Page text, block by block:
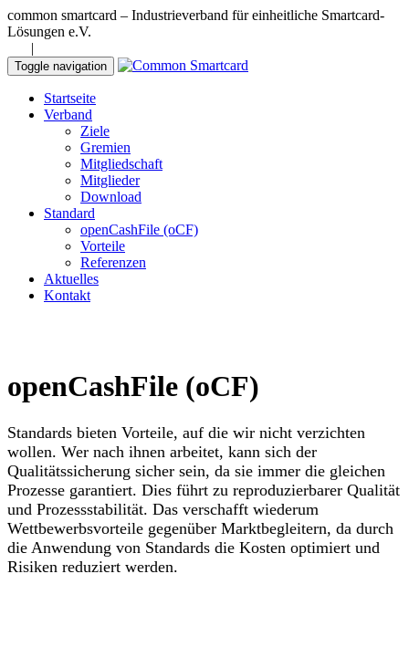
common smartcard – Industrieverband für einheitliche Smartcard-
Lösungen e.V.
|
Toggle navigation
Startseite
Verband
Ziele
Gremien
Mitgliedschaft
Mitglieder
Download
Standard
openCashFile (oCF)
Vorteile
Referenzen
Aktuelles
Kontakt
openCashFile (oCF)
Standards bieten Vorteile, auf die wir nicht verzichten
wollen. Wer nach ihnen arbeitet, kann sich der
Qualitätssicherung sicher sein, da sie immer die gleichen
Prozesse garantiert. Dies führt zu reproduzierbarer Qualität
und Prozessstabilität. Das verschafft wiederum
Wettbewerbsvorteile gegenüber Marktbegleitern, da durch
die Anwendung von Standards die Kosten optimiert und
Risiken reduziert werden.